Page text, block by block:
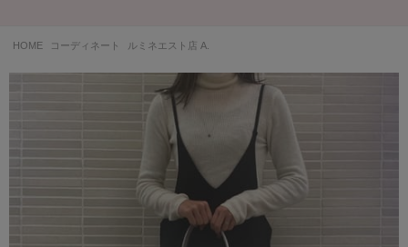
HOME コーディネート ルミネエスト店 A.